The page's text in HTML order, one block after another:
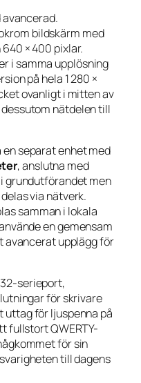
bildskärm med
× 400 pixlar.
i samma upplösning
på hela 1 280 ×
ovanligt i mitten av
nätdelen till
separat enhet med
, anslutna med
grundutförandet men
via nätverk.
samman i lokala
en gemensam
avancerat upplägg för
serieport,
för skrivare
uttag för ljuspenna på
fullstort QWERTY-
för sin
till dagens